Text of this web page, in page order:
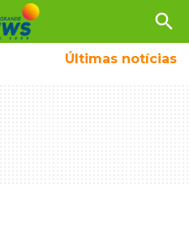
search
Últimas notícias